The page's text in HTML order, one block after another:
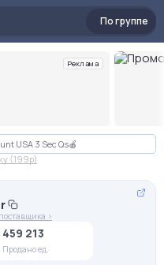
По группе
Реклама
USA 3 Sec Qs🍎
(199p)
>
459 213
Продано ед.